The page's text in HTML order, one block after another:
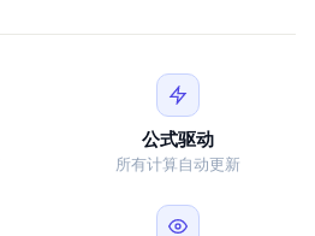
公式驱动
所有计算自动更新